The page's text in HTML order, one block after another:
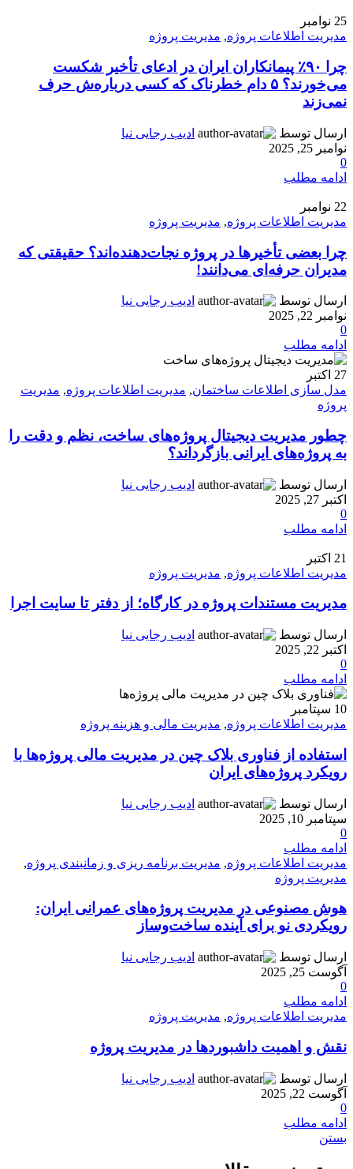
25 نوامبر
مدیریت اطلاعات پروژه, مدیریت پروژه
چرا ۹۰٪ پیمانکاران ایران در ادعای تأخیر شکست
می‌خورند؟ ۵ دام خطرناک که کسی درباره‌ش حرف
نمی‌زند
ارسال توسط
ادیب رجایی نیا
نوامبر 25, 2025
0
ادامه مطلب
22 نوامبر
مدیریت اطلاعات پروژه, مدیریت پروژه
چرا بعضی تأخیرها در پروژه نجات‌دهنده‌اند؟ حقیقتی که
مدیران حرفه‌ای می‌دانند!
ارسال توسط
ادیب رجایی نیا
نوامبر 22, 2025
0
ادامه مطلب
27 اکتبر
مدل سازی اطلاعات ساختمان, مدیریت اطلاعات پروژه, مدیریت
پروژه
چطور مدیریت دیجیتال پروژه‌های ساخت، نظم و دقت را
به پروژه‌های ایرانی بازگرداند؟
ارسال توسط
ادیب رجایی نیا
اکتبر 27, 2025
0
ادامه مطلب
21 اکتبر
مدیریت اطلاعات پروژه, مدیریت پروژه
مدیریت مستندات پروژه در کارگاه؛ از دفتر تا سایت اجرا
ارسال توسط
ادیب رجایی نیا
اکتبر 22, 2025
0
ادامه مطلب
10 سپتامبر
مدیریت اطلاعات پروژه, مدیریت مالی و هزینه پروژه
استفاده از فناوری بلاک چین در مدیریت مالی پروژه‌ها با
رویکرد پروژه‌های ایران
ارسال توسط
ادیب رجایی نیا
سپتامبر 10, 2025
0
ادامه مطلب
مدیریت اطلاعات پروژه, مدیریت برنامه ریزی و زمانبندی پروژه,
مدیریت پروژه
هوش مصنوعی در مدیریت پروژه‌های عمرانی ایران:
رویکردی نو برای آینده ساخت‌وساز
ارسال توسط
ادیب رجایی نیا
آگوست 25, 2025
0
ادامه مطلب
مدیریت اطلاعات پروژه, مدیریت پروژه
نقش و اهمیت داشبوردها در مدیریت پروژه
ارسال توسط
ادیب رجایی نیا
آگوست 22, 2025
0
ادامه مطلب
بستن